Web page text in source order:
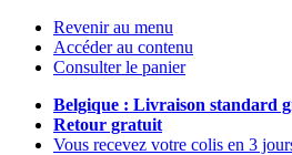
Revenir au menu
Accéder au contenu
Consulter le panier
Belgique : Livraison standard
Retour gratuit
Vous recevez votre colis en 3